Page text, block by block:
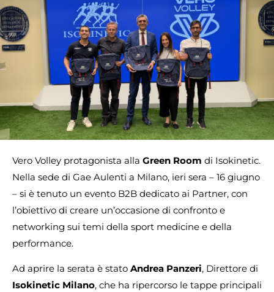
Vero Volley protagonista alla Green Room di Isokinetic.
Nella sede di Gae Aulenti a Milano, ieri sera – 16 giugno
– si è tenuto un evento B2B dedicato ai Partner, con
l’obiettivo di creare un’occasione di confronto e
networking sui temi della sport medicine e della
performance.
Ad aprire la serata è stato Andrea Panzeri, Direttore di
Isokinetic Milano, che ha ripercorso le tappe principali